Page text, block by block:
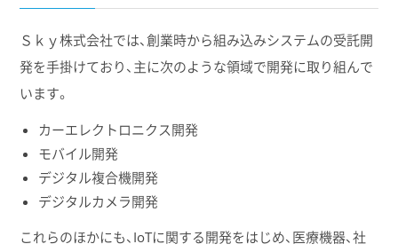
Ｓｋｙ株式会社では、創業時から組み込みシステムの受託開
発を手掛けており、主に次のような領域で開発に取り組んで
います。
カーエレクトロニクス開発
モバイル開発
デジタル複合機開発
デジタルカメラ開発
これらのほかにも、IoTに関する開発をはじめ、医療機器、社